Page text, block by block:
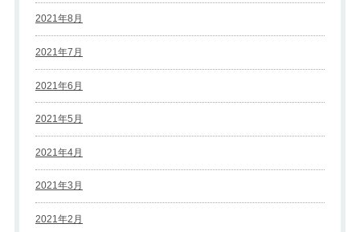
2021年8月
2021年7月
2021年6月
2021年5月
2021年4月
2021年3月
2021年2月